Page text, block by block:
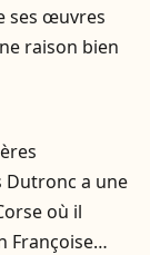
ses œuvres
raison bien
Dutronc a une
où il
Françoise